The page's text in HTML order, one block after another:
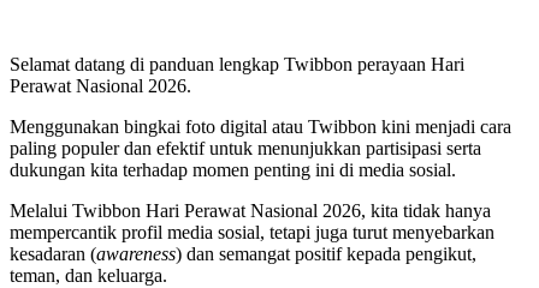
Selamat datang di panduan lengkap Twibbon perayaan Hari
Perawat Nasional 2026.
Menggunakan bingkai foto digital atau Twibbon kini menjadi cara
paling populer dan efektif untuk menunjukkan partisipasi serta
dukungan kita terhadap momen penting ini di media sosial.
Melalui Twibbon Hari Perawat Nasional 2026, kita tidak hanya
mempercantik profil media sosial, tetapi juga turut menyebarkan
kesadaran (awareness) dan semangat positif kepada pengikut,
teman, dan keluarga.